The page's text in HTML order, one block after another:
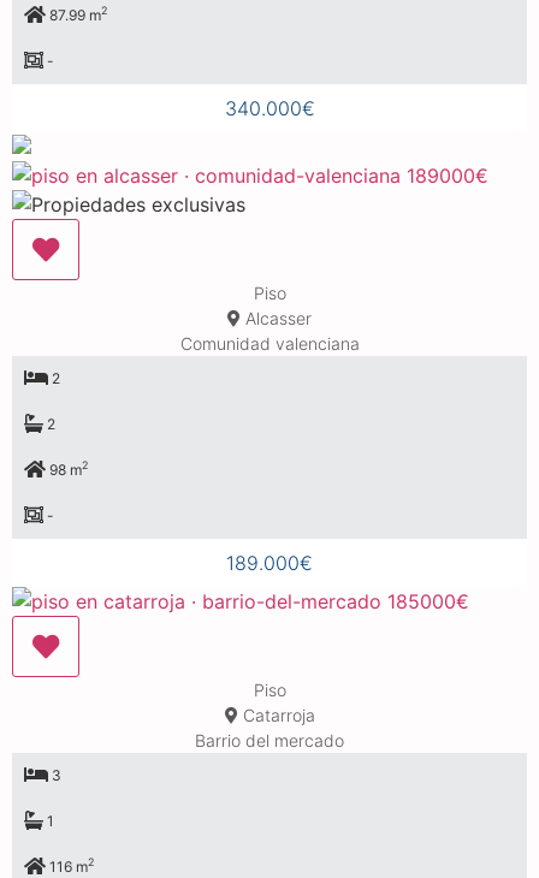
87.99 m2
-
340.000€
Piso
Alcasser
Comunidad valenciana
2
2
98 m2
-
189.000€
Piso
Catarroja
Barrio del mercado
3
1
116 m2